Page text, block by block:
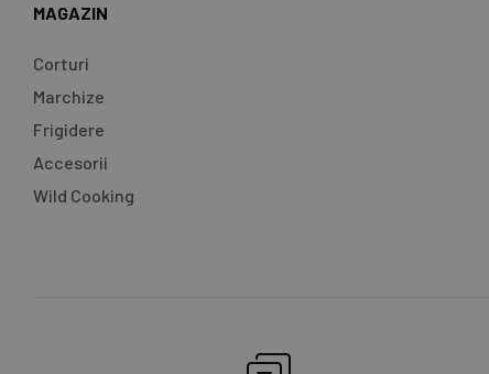
MAGAZIN
Corturi
Marchize
Frigidere
Accesorii
Wild Cooking